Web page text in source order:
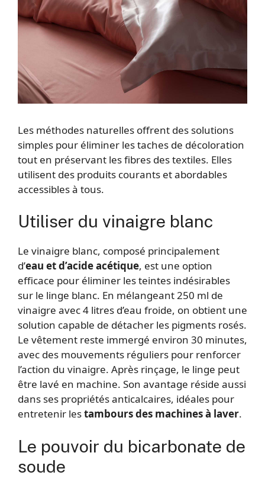
Les méthodes naturelles offrent des solutions
simples pour éliminer les taches de décoloration
tout en préservant les fibres des textiles. Elles
utilisent des produits courants et abordables
accessibles à tous.
Utiliser du vinaigre blanc
Le vinaigre blanc, composé principalement
d’eau et d’acide acétique, est une option
efficace pour éliminer les teintes indésirables
sur le linge blanc. En mélangeant 250 ml de
vinaigre avec 4 litres d’eau froide, on obtient une
solution capable de détacher les pigments rosés.
Le vêtement reste immergé environ 30 minutes,
avec des mouvements réguliers pour renforcer
l’action du vinaigre. Après rinçage, le linge peut
être lavé en machine. Son avantage réside aussi
dans ses propriétés anticalcaires, idéales pour
entretenir lestambours des machines à laver.
Le pouvoir du bicarbonate de
soude